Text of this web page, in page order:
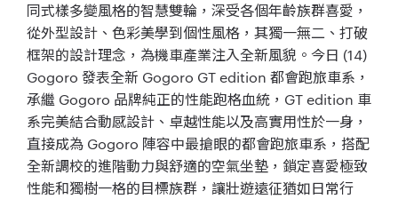
同式樣多變風格的智慧雙輪，深受各個年齡族群喜愛，
從外型設計、色彩美學到個性風格，其獨一無二、打破
框架的設計理念，為機車產業注入全新風貌。今日 (14)
Gogoro 發表全新 Gogoro GT edition 都會跑旅車系，
承繼 Gogoro 品牌純正的性能跑格血統，GT edition 車
系完美結合動感設計、卓越性能以及高實用性於一身，
直接成為 Gogoro 陣容中最搶眼的都會跑旅車系，搭配
全新調校的進階動力與舒適的空氣坐墊，鎖定喜愛極致
性能和獨樹一格的目標族群，讓壯遊遠征猶如日常行